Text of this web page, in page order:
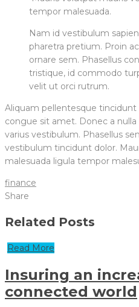
tempor malesuada.
Nam id vestibulum
pharetra pretium. Proin
ornare sem. Phasellus
tristique, id commodo
velit ut orci rutrum.
Aliquam pellentesque
congue sit amet. Donec a
varius vestibulum. Phasellus
vestibulum tincidunt dolor.
malesuada ligula tempor
finance
Share
Related Posts
Read More
Insuring an
connected world